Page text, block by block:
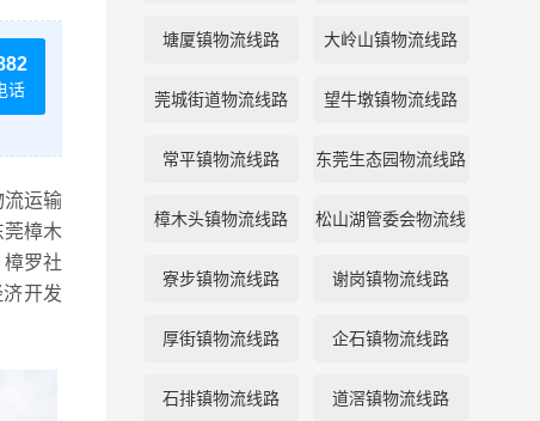
话
流运输
樟木
罗社
开发
塘厦镇物流线路 大岭山镇物流线路
莞城街道物流线路 望牛墩镇物流线路
常平镇物流线路 东莞生态园物流线路
樟木头镇物流线路 松山湖管委会物流线
路
寮步镇物流线路 谢岗镇物流线路
厚街镇物流线路 企石镇物流线路
石排镇物流线路 道滘镇物流线路